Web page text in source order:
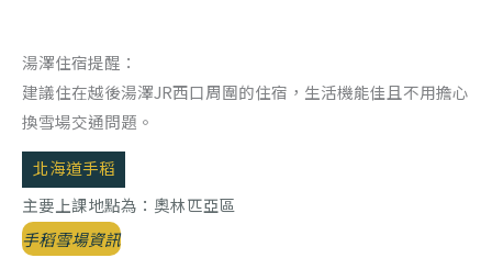
湯澤住宿提醒：
建議住在越後湯澤JR西口周圍的住宿，生活機能佳且不用擔心
換雪場交通問題。
北海道手稻
主要上課地點為：奧林匹亞區
手稻雪場資訊